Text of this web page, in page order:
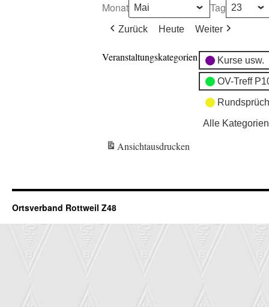
Monat Tag
Zurück Heute Weiter
Veranstaltungskategorien Kurse usw.
OV-Treff
Alle Kategorien
Ansichtausdrucken
Ortsverband Rottweil Z48